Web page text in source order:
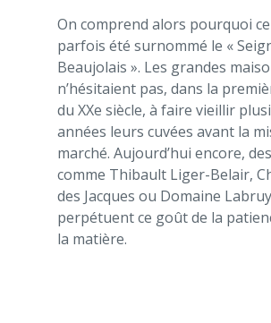
On comprend alors pourquoi
parfois été surnommé le «
Beaujolais ». Les grandes
n’hésitaient pas, dans la
du XXe siècle, à faire vieillir
années leurs cuvées avant la
marché. Aujourd’hui encore,
comme Thibault Liger-Belair,
des Jacques ou Domaine
perpétuent ce goût de la
la matière.